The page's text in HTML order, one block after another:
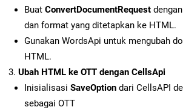
Buat ConvertDocumentRequest
dan format yang ditetapkan ke HTML.
Gunakan WordsApi untuk mengubah
HTML.
Ubah HTML ke OTT dengan CellsApi
Inisialisasi SaveOption dari CellsAPI
sebagai OTT